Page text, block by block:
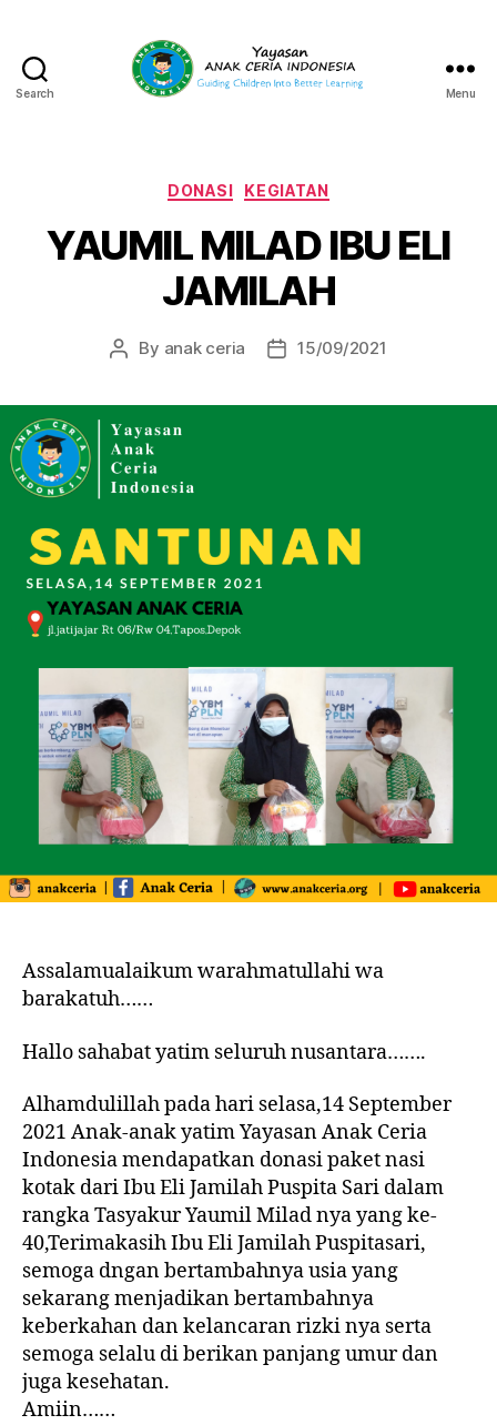
Search
Indonesia
Menu
Categories
DONASI KEGIATAN
YAUMIL MILAD IBU ELI
JAMILAH
Post
By anak ceria
Post15/09/2021
Assalamualaikum warahmatullahi wa
barakatuh……
Hallo sahabat yatim seluruh nusantara…….
Alhamdulillah pada hari selasa,14 September
2021 Anak-anak yatim Yayasan Anak Ceria
Indonesia mendapatkan donasi paket nasi
kotak dari Ibu Eli Jamilah Puspita Sari dalam
rangka Tasyakur Yaumil Milad nya yang ke-
40,Terimakasih Ibu Eli Jamilah Puspitasari,
semoga dngan bertambahnya usia yang
sekarang menjadikan bertambahnya
keberkahan dan kelancaran rizki nya serta
semoga selalu di berikan panjang umur dan
juga kesehatan.
Amiin……